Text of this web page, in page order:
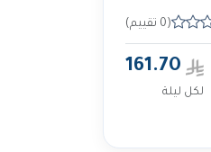
(0 تقييم)
161.70
لكل ليلة